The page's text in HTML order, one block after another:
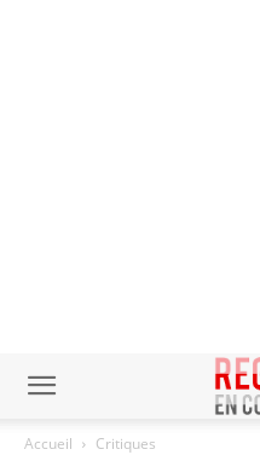
Accueil Critiques